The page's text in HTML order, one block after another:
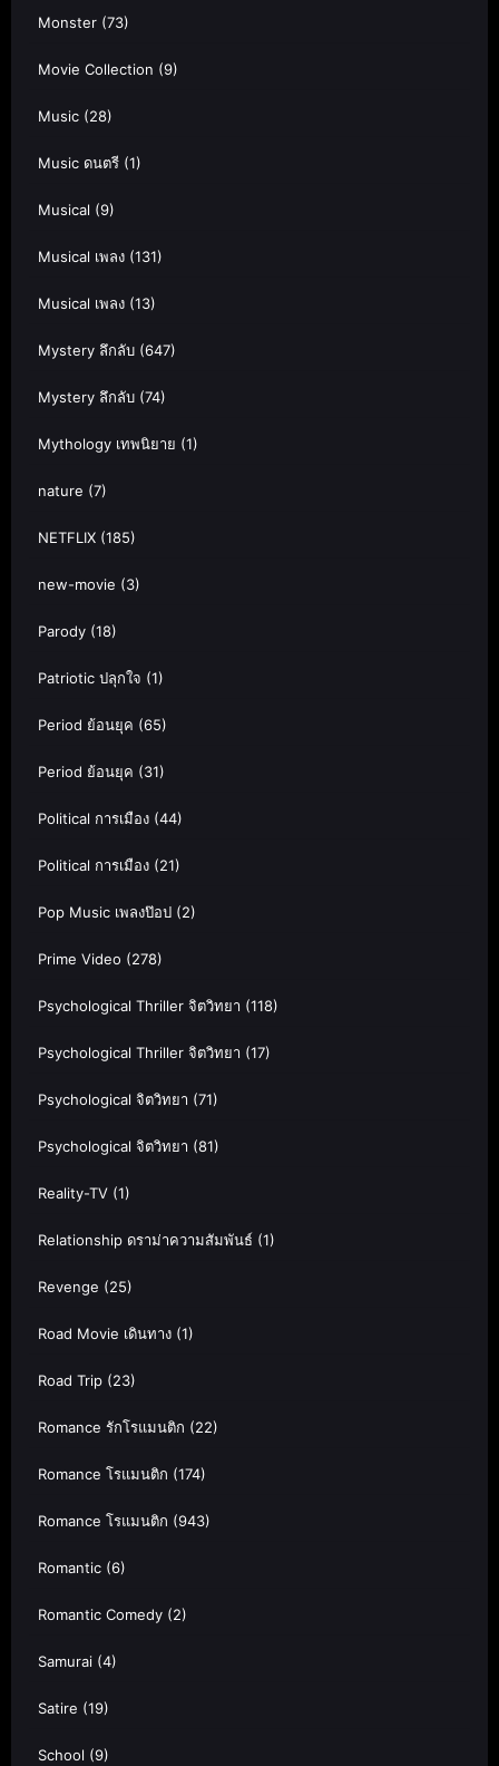
Monster (73)
Movie Collection (9)
Music (28)
Music ดนตรี (1)
Musical (9)
Musical เพลง (131)
Musical เพลง (13)
Mystery ลึกลับ (647)
Mystery ลึกลับ (74)
Mythology เทพนิยาย (1)
nature (7)
NETFLIX (185)
new-movie (3)
Parody (18)
Patriotic ปลุกใจ (1)
Period ย้อนยุค (65)
Period ย้อนยุค (31)
Political การเมือง (44)
Political การเมือง (21)
Pop Music เพลงป๊อป (2)
Prime Video (278)
Psychological Thriller จิตวิทยา (118)
Psychological Thriller จิตวิทยา (17)
Psychological จิตวิทยา (71)
Psychological จิตวิทยา (81)
Reality-TV (1)
Relationship ดราม่าความสัมพันธ์ (1)
Revenge (25)
Road Movie เดินทาง (1)
Road Trip (23)
Romance รักโรแมนติก (22)
Romance โรแมนติก (174)
Romance โรแมนติก (943)
Romantic (6)
Romantic Comedy (2)
Samurai (4)
Satire (19)
School (9)